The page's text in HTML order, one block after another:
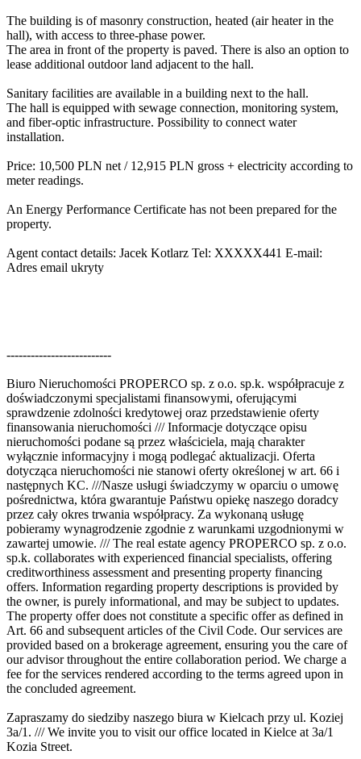
The building is of masonry construction, heated (air heater in the
hall), with access to three-phase power.
The area in front of the property is paved. There is also an option to
lease additional outdoor land adjacent to the hall.
Sanitary facilities are available in a building next to the hall.
The hall is equipped with sewage connection, monitoring system,
and fiber-optic infrastructure. Possibility to connect water
installation.
Price: 10,500 PLN net / 12,915 PLN gross + electricity according to
meter readings.
An Energy Performance Certificate has not been prepared for the
property.
Agent contact details: Jacek Kotlarz Tel: XXXXX441 E-mail:
Adres email ukryty
--------------------------
Biuro Nieruchomości PROPERCO sp. z o.o. sp.k. współpracuje z
doświadczonymi specjalistami finansowymi, oferującymi
sprawdzenie zdolności kredytowej oraz przedstawienie oferty
finansowania nieruchomości /// Informacje dotyczące opisu
nieruchomości podane są przez właściciela, mają charakter
wyłącznie informacyjny i mogą podlegać aktualizacji. Oferta
dotycząca nieruchomości nie stanowi oferty określonej w art. 66 i
następnych KC. ///Nasze usługi świadczymy w oparciu o umowę
pośrednictwa, która gwarantuje Państwu opiekę naszego doradcy
przez cały okres trwania współpracy. Za wykonaną usługę
pobieramy wynagrodzenie zgodnie z warunkami uzgodnionymi w
zawartej umowie. /// The real estate agency PROPERCO sp. z o.o.
sp.k. collaborates with experienced financial specialists, offering
creditworthiness assessment and presenting property financing
offers. Information regarding property descriptions is provided by
the owner, is purely informational, and may be subject to updates.
The property offer does not constitute a specific offer as defined in
Art. 66 and subsequent articles of the Civil Code. Our services are
provided based on a brokerage agreement, ensuring you the care of
our advisor throughout the entire collaboration period. We charge a
fee for the services rendered according to the terms agreed upon in
the concluded agreement.
Zapraszamy do siedziby naszego biura w Kielcach przy ul. Koziej
3a/1. /// We invite you to visit our office located in Kielce at 3a/1
Kozia Street.